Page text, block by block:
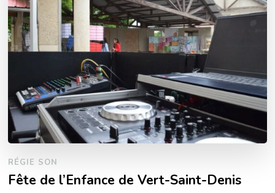
RÉGIE SON
Fête de l’Enfance de Vert-Saint-Denis